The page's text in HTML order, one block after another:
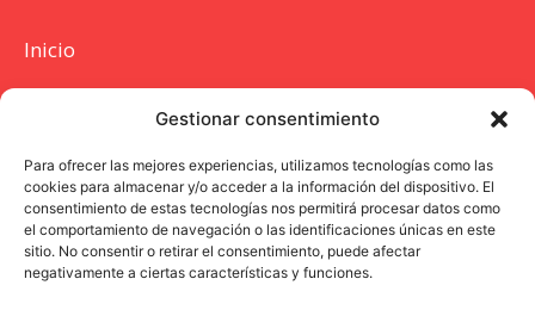
Gestionar consentimiento
Para ofrecer las mejores experiencias, utilizamos tecnologías como las
cookies para almacenar y/o acceder a la información del dispositivo. El
consentimiento de estas tecnologías nos permitirá procesar datos como
el comportamiento de navegación o las identificaciones únicas en este
sitio. No consentir o retirar el consentimiento, puede afectar
negativamente a ciertas características y funciones.
Inicio
Actualidad
Colaboración
Entrevista
Opinión